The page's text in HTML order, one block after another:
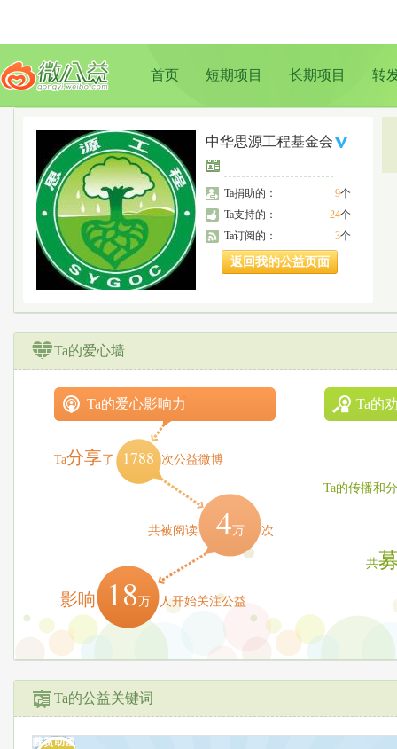
首页 短期项目 长期项目 转
中华思源工程基金会
9个
Ta捐助的：
24个
Ta支持的：
3个
Ta订阅的：
返回我的公益页面
Ta的爱心墙
Ta的爱心影响力
Ta分享了 1788 次公益微博
共被阅读 4万 次
影响 18万 人开始关注公益
Ta的
Ta的传播和
共
Ta的公益关键词
救灾应急
扶贫助困